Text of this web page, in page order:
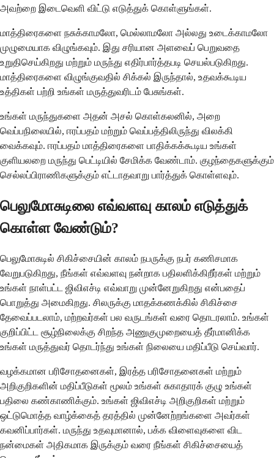
அவற்றை இடைவெளி விட்டு எடுத்துக் கொள்ளுங்கள்.
மாத்திரைகளை நசுக்காமலோ, மெல்லாமலோ அல்லது உடைக்காமலோ
முழுமையாக விழுங்கவும். இது சரியான அளவைப் பெறுவதை
உறுதிசெய்கிறது மற்றும் மருந்து எதிர்பார்த்தபடி செயல்படுகிறது.
மாத்திரைகளை விழுங்குவதில் சிக்கல் இருந்தால், உதவக்கூடிய
உத்திகள் பற்றி உங்கள் மருத்துவரிடம் பேசுங்கள்.
உங்கள் மருந்துகளை அதன் அசல் கொள்கலனில், அறை
வெப்பநிலையில், ஈரப்பதம் மற்றும் வெப்பத்திலிருந்து விலக்கி
வைக்கவும். ஈரப்பதம் மாத்திரைகளை பாதிக்கக்கூடிய உங்கள்
குளியலறை மருந்து பெட்டியில் சேமிக்க வேண்டாம். குழந்தைகளுக்கும்
செல்லப்பிராணிகளுக்கும் எட்டாதவாறு பார்த்துக் கொள்ளவும்.
பெலுமோசுடிலை எவ்வளவு காலம் எடுத்துக்
கொள்ள வேண்டும்?
பெலுமோசுடில் சிகிச்சையின் காலம் நபருக்கு நபர் கணிசமாக
வேறுபடுகிறது, நீங்கள் எவ்வளவு நன்றாக பதிலளிக்கிறீர்கள் மற்றும்
உங்கள் நாள்பட்ட ஜிவிஎச்டி எவ்வாறு முன்னேறுகிறது என்பதைப்
பொறுத்து அமைகிறது. சிலருக்கு மாதக்கணக்கில் சிகிச்சை
தேவைப்படலாம், மற்றவர்கள் பல வருடங்கள் வரை தொடரலாம். உங்கள்
குறிப்பிட்ட சூழ்நிலைக்கு சிறந்த அணுகுமுறையைத் தீர்மானிக்க
உங்கள் மருத்துவர் தொடர்ந்து உங்கள் நிலையை மதிப்பீடு செய்வார்.
வழக்கமான பரிசோதனைகள், இரத்த பரிசோதனைகள் மற்றும்
அறிகுறிகளின் மதிப்பீடுகள் மூலம் உங்கள் சுகாதாரக் குழு உங்கள்
பதிலை கண்காணிக்கும். உங்கள் ஜிவிஎச்டி அறிகுறிகள் மற்றும்
ஒட்டுமொத்த வாழ்க்கைத் தரத்தில் முன்னேற்றங்களை அவர்கள்
கவனிப்பார்கள். மருந்து உதவுமானால், பக்க விளைவுகளை விட
நன்மைகள் அதிகமாக இருக்கும் வரை நீங்கள் சிகிச்சையைத்